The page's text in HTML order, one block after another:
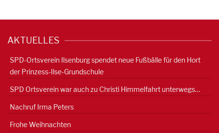
AKTUELLES
SPD-Ortsverein Ilsenburg spendet neue Fußbälle für den Hort
der Prinzess-Ilse-Grundschule
SPD Ortsverein war auch zu Christi Himmelfahrt unterwegs…
Nachruf Irma Peters
Frohe Weihnachten